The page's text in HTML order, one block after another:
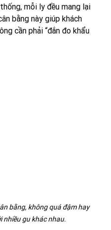
mỗi ly đều mang lại
bằng này giúp khách
cần phải “đắn đo khẩu
bằng, không quá đậm hay
gu khác nhau.